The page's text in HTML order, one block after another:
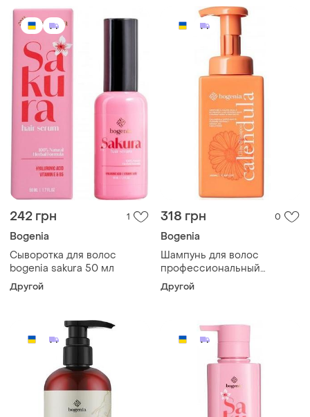
242 грн 1
Bogenia
Сыворотка для волос
bogenia sakura 50 мл
Другой
318 грн 0
Bogenia
Шампунь для волос
профессиональный
bogenia calendula glow
bg456.001 350 мл
Другой